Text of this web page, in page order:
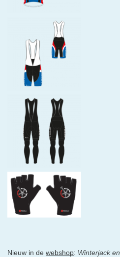
Nieuw in de webshop: Winterjack en